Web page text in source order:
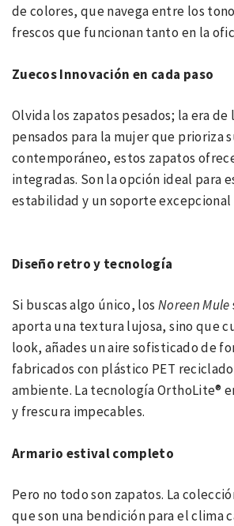
de colores, que navega entre los
frescos que funcionan tanto en la
Zuecos Innovación en cada paso
Olvida los zapatos pesados; la era
pensados para la mujer que prioriza
contemporáneo, estos zapatos
integradas. Son la opción ideal para
estabilidad y un soporte excepcional
Diseño retro y tecnología
Si buscas algo único, los Noreen Mule
aporta una textura lujosa, sino que
look, añades un aire sofisticado de
fabricados con plástico PET
ambiente. La tecnología OrthoLite®
y frescura impecables.
Armario estival completo
Pero no todo son zapatos. La
que son una bendición para el clima